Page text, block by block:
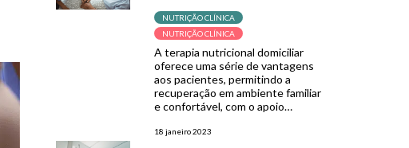
NUTRIÇÃO CLÍNICA
NUTRIÇÃO CLÍNICA
A terapia nutricional domiciliar
oferece uma série de vantagens
aos pacientes, permitindo a
recuperação em ambiente familiar
e confortável, com o apoio
principais benefícios é a atmosfera
18 janeiro 2023